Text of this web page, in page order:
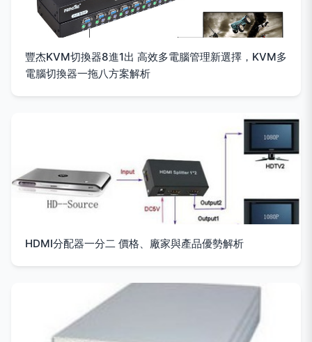
豐杰KVM切換器8進1出 高效多電腦管理新選擇，KVM多
電腦切換器一拖八方案解析
HDMI分配器一分二 價格、廠家與產品優勢解析